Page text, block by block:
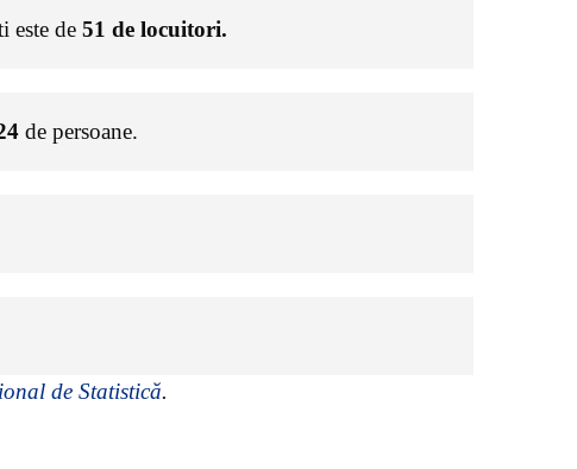
este de 51 de locuitori.
de persoane.
de Statistică.